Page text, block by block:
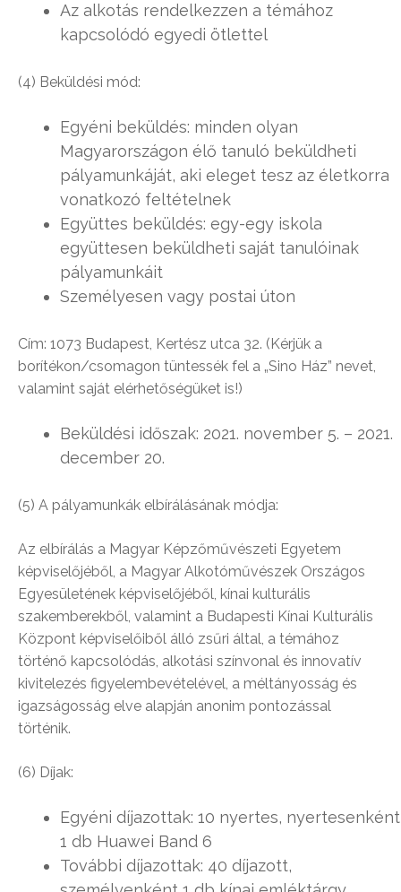
Az alkotás rendelkezzen a témához
kapcsolódó egyedi ötlettel
(4) Beküldési mód:
Egyéni beküldés: minden olyan
Magyarországon élő tanuló beküldheti
pályamunkáját, aki eleget tesz az életkorra
vonatkozó feltételnek
Együttes beküldés: egy-egy iskola
együttesen beküldheti saját tanulóinak
pályamunkáit
Személyesen vagy postai úton
Cím: 1073 Budapest, Kertész utca 32. (Kérjük a
borítékon/csomagon tüntessék fel a „Sino Ház” nevet,
valamint saját elérhetőségüket is!)
Beküldési időszak: 2021. november 5. – 2021.
december 20.
(5) A pályamunkák elbírálásának módja:
Az elbírálás a Magyar Képzőművészeti Egyetem
képviselőjéből, a Magyar Alkotóművészek Országos
Egyesületének képviselőjéből, kínai kulturális
szakemberekből, valamint a Budapesti Kínai Kulturális
Központ képviselőiből álló zsűri által, a témához
történő kapcsolódás, alkotási színvonal és innovatív
kivitelezés figyelembevételével, a méltányosság és
igazságosság elve alapján anonim pontozással
történik.
(6) Díjak:
Egyéni díjazottak: 10 nyertes, nyertesenként
1 db Huawei Band 6
További díjazottak: 40 díjazott,